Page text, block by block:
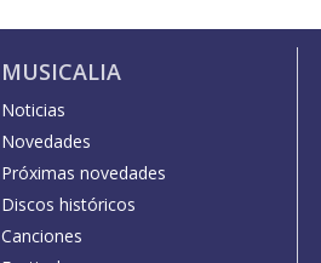
MUSICALIA
Noticias
Novedades
Próximas novedades
Discos históricos
Canciones